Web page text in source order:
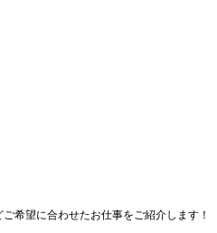
希望に合わせたお仕事をご紹介します！